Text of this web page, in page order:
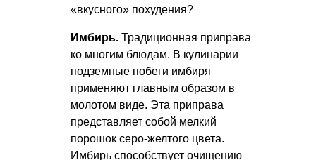
«вкусного» похудения?
Имбирь. Традиционная приправа
ко многим блюдам. В кулинарии
подземные побеги имбиря
применяют главным образом в
молотом виде. Эта приправа
представляет собой мелкий
порошок серо-желтого цвета.
Имбирь способствует очищению